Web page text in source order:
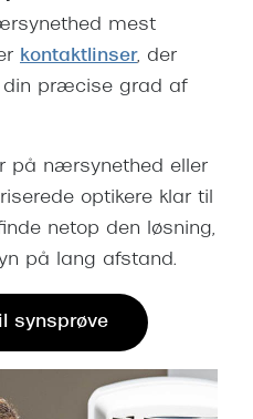
mest
kontaktlinser, der
din præcise grad af
på nærsynethed eller
optikere klar til
netop den løsning,
på lang afstand.
synsprøve